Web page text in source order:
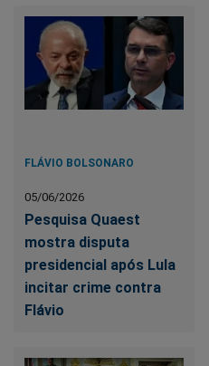
FLÁVIO BOLSONARO
05/06/2026
Pesquisa Quaest
mostra disputa
presidencial após Lula
incitar crime contra
Flávio